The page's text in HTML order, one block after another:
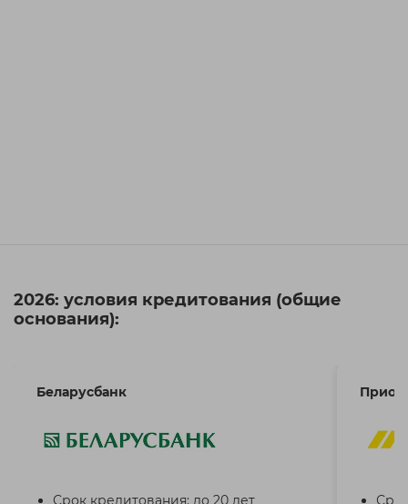
2026: условия кредитования (общие
основания):
Беларусбанк